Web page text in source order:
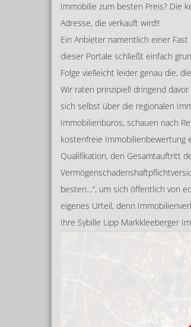
Immobilie zum besten Preis? Die
Adresse, die verkauft wird!!
Ein Anbieter namentlich einer
dieser Portale schließt einfach
Folge vielleicht leider genau die,
Wir raten prinzipiell dringend
sich selbst über die regionalen
Immobilienbüros, schauen nach
kostenfreie Immobilienbewertung
Qualifikation, den Gesamtauftritt
besten…“, um sich öffentlich von
eigenes Urteil, denn
Ihre Sybille Lipp Markkleeberger